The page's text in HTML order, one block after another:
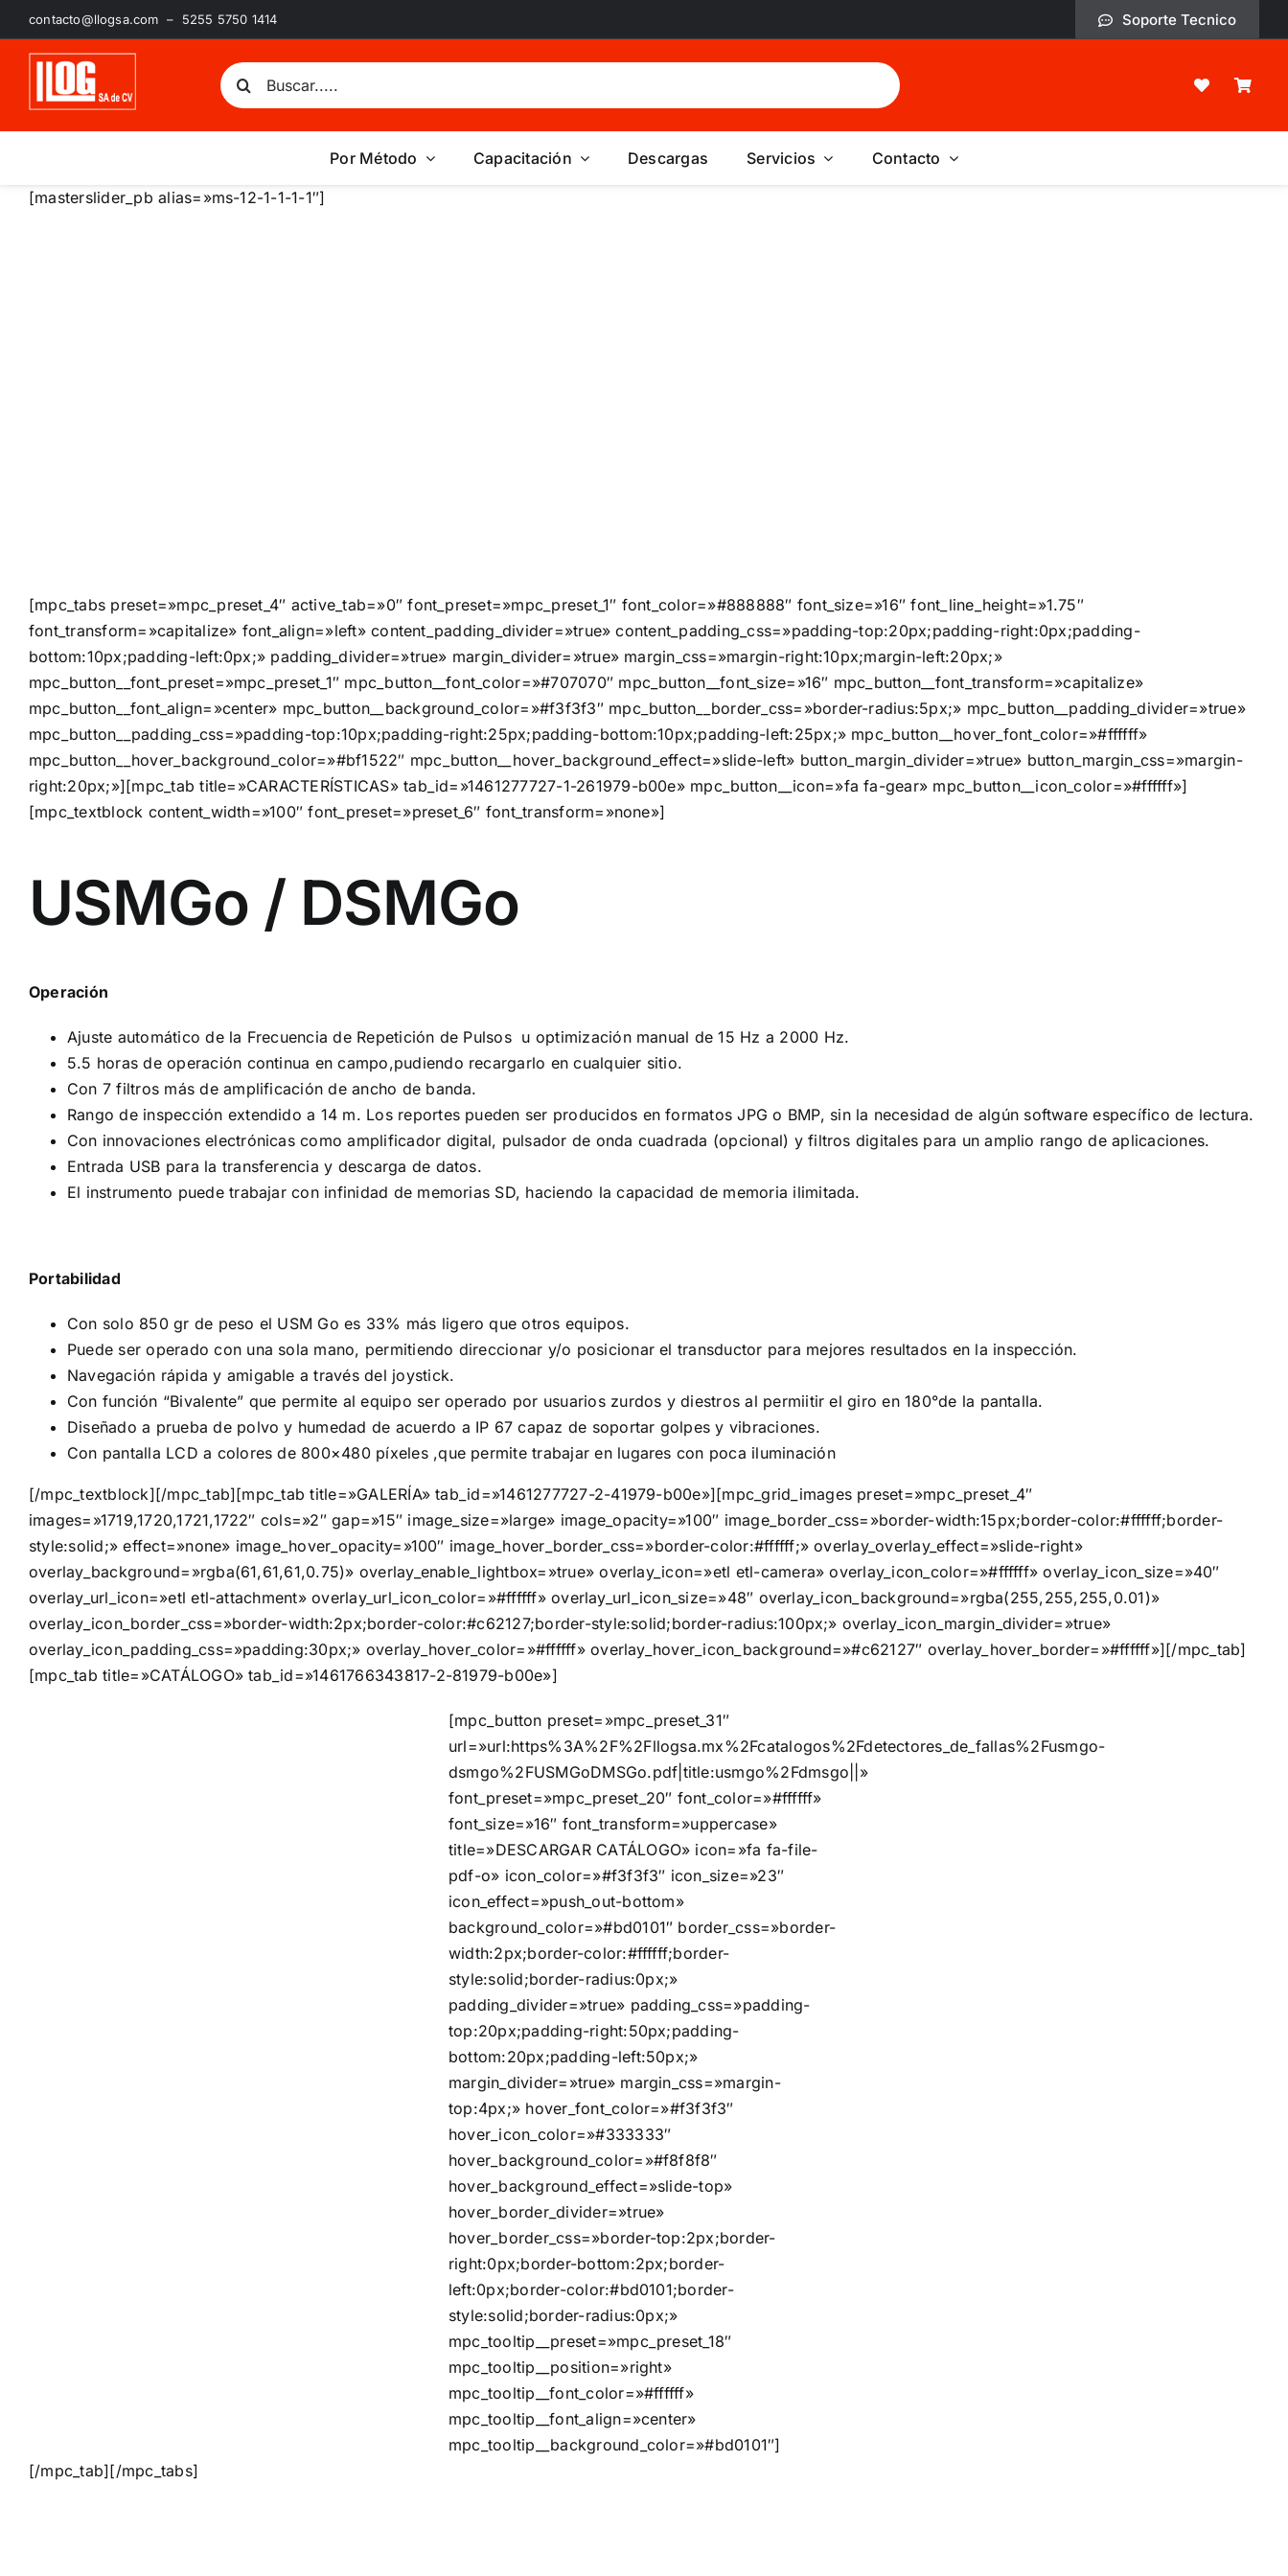
Saltar
al
contenido
contacto@llogsa.com – 5255 5750 1414 Soporte Tecnico
Buscar:
Por Método Capacitación Descargas Servicios Contacto
[masterslider_pb alias=»ms-12-1-1-1-1″]
[mpc_tabs preset=»mpc_preset_4″ active_tab=»0″ font_preset=»mpc_preset_1″ font_color=»#888888″ font_size=»16″ font_line_height=»1.75″
font_transform=»capitalize» font_align=»left» content_padding_divider=»true» content_padding_css=»padding-top:20px;padding-right:0px;padding-
bottom:10px;padding-left:0px;» padding_divider=»true» margin_divider=»true» margin_css=»margin-right:10px;margin-left:20px;»
mpc_button__font_preset=»mpc_preset_1″ mpc_button__font_color=»#707070″ mpc_button__font_size=»16″ mpc_button__font_transform=»capitalize»
mpc_button__font_align=»center» mpc_button__background_color=»#f3f3f3″ mpc_button__border_css=»border-radius:5px;» mpc_button__padding_divider=»true»
mpc_button__padding_css=»padding-top:10px;padding-right:25px;padding-bottom:10px;padding-left:25px;» mpc_button__hover_font_color=»#ffffff»
mpc_button__hover_background_color=»#bf1522″ mpc_button__hover_background_effect=»slide-left» button_margin_divider=»true» button_margin_css=»margin-
right:20px;»][mpc_tab title=»CARACTERÍSTICAS» tab_id=»1461277727-1-261979-b00e» mpc_button__icon=»fa fa-gear» mpc_button__icon_color=»#ffffff»]
[mpc_textblock content_width=»100″ font_preset=»preset_6″ font_transform=»none»]
USMGo / DSMGo
Operación
Ajuste automático de la Frecuencia de Repetición de Pulsos u optimización manual de 15 Hz a 2000 Hz.
5.5 horas de operación continua en campo,pudiendo recargarlo en cualquier sitio.
Con 7 filtros más de amplificación de ancho de banda.
Rango de inspección extendido a 14 m. Los reportes pueden ser producidos en formatos JPG o BMP, sin la necesidad de algún software específico de lectura.
Con innovaciones electrónicas como amplificador digital, pulsador de onda cuadrada (opcional) y filtros digitales para un amplio rango de aplicaciones.
Entrada USB para la transferencia y descarga de datos.
El instrumento puede trabajar con infinidad de memorias SD, haciendo la capacidad de memoria ilimitada.
Portabilidad
Con solo 850 gr de peso el USM Go es 33% más ligero que otros equipos.
Puede ser operado con una sola mano, permitiendo direccionar y/o posicionar el transductor para mejores resultados en la inspección.
Navegación rápida y amigable a través del joystick.
Con función “Bivalente” que permite al equipo ser operado por usuarios zurdos y diestros al permiitir el giro en 180°de la pantalla.
Diseñado a prueba de polvo y humedad de acuerdo a IP 67 capaz de soportar golpes y vibraciones.
Con pantalla LCD a colores de 800×480 píxeles ,que permite trabajar en lugares con poca iluminación
[/mpc_textblock][/mpc_tab][mpc_tab title=»GALERÍA» tab_id=»1461277727-2-41979-b00e»][mpc_grid_images preset=»mpc_preset_4″
images=»1719,1720,1721,1722″ cols=»2″ gap=»15″ image_size=»large» image_opacity=»100″ image_border_css=»border-width:15px;border-color:#ffffff;border-
style:solid;» effect=»none» image_hover_opacity=»100″ image_hover_border_css=»border-color:#ffffff;» overlay_overlay_effect=»slide-right»
overlay_background=»rgba(61,61,61,0.75)» overlay_enable_lightbox=»true» overlay_icon=»etl etl-camera» overlay_icon_color=»#ffffff» overlay_icon_size=»40″
overlay_url_icon=»etl etl-attachment» overlay_url_icon_color=»#ffffff» overlay_url_icon_size=»48″ overlay_icon_background=»rgba(255,255,255,0.01)»
overlay_icon_border_css=»border-width:2px;border-color:#c62127;border-style:solid;border-radius:100px;» overlay_icon_margin_divider=»true»
overlay_icon_padding_css=»padding:30px;» overlay_hover_color=»#ffffff» overlay_hover_icon_background=»#c62127″ overlay_hover_border=»#ffffff»][/mpc_tab]
[mpc_tab title=»CATÁLOGO» tab_id=»1461766343817-2-81979-b00e»]
[mpc_button preset=»mpc_preset_31″
url=»url:https%3A%2F%2Fllogsa.mx%2Fcatalogos%2Fdetectores_de_fallas%2Fusmgo-
dsmgo%2FUSMGoDMSGo.pdf|title:usmgo%2Fdmsgo||»
font_preset=»mpc_preset_20″ font_color=»#ffffff»
font_size=»16″ font_transform=»uppercase»
title=»DESCARGAR CATÁLOGO» icon=»fa fa-file-
pdf-o» icon_color=»#f3f3f3″ icon_size=»23″
icon_effect=»push_out-bottom»
background_color=»#bd0101″ border_css=»border-
width:2px;border-color:#ffffff;border-
style:solid;border-radius:0px;»
padding_divider=»true» padding_css=»padding-
top:20px;padding-right:50px;padding-
bottom:20px;padding-left:50px;»
margin_divider=»true» margin_css=»margin-
top:4px;» hover_font_color=»#f3f3f3″
hover_icon_color=»#333333″
hover_background_color=»#f8f8f8″
hover_background_effect=»slide-top»
hover_border_divider=»true»
hover_border_css=»border-top:2px;border-
right:0px;border-bottom:2px;border-
left:0px;border-color:#bd0101;border-
style:solid;border-radius:0px;»
mpc_tooltip__preset=»mpc_preset_18″
mpc_tooltip__position=»right»
mpc_tooltip__font_color=»#ffffff»
mpc_tooltip__font_align=»center»
mpc_tooltip__background_color=»#bd0101″]
[/mpc_tab][/mpc_tabs]